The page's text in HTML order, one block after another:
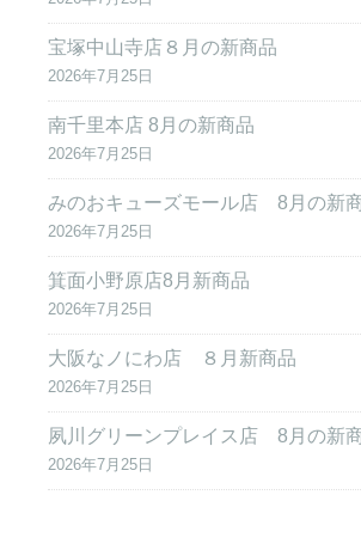
宝塚中山寺店８月の新商品
2026年7月25日
南千里本店 8月の新商品
2026年7月25日
みのおキューズモール店 8月の新
2026年7月25日
箕面小野原店8月新商品
2026年7月25日
大阪なノにわ店 ８月新商品
2026年7月25日
夙川グリーンプレイス店 8月の新
2026年7月25日